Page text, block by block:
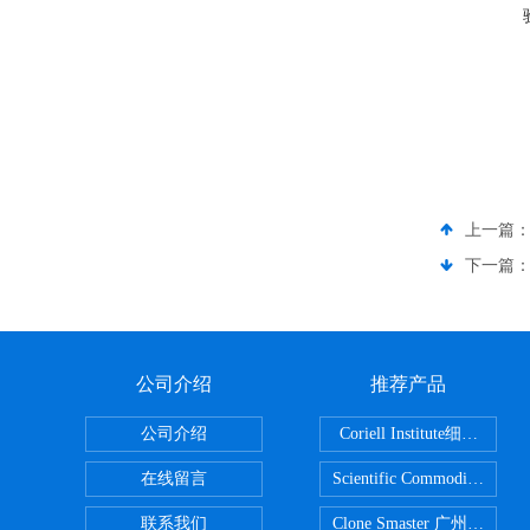
上一篇：
下一篇：
公司介绍
公司介绍
在线留言
联系我们
推荐产品
Scientific CommoditiesPE
Clone Smaster 广州鸿程代理